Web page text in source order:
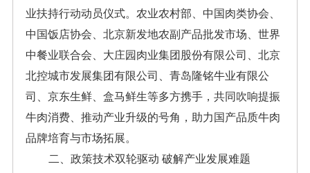
业扶持行动动员仪式。农业农村部、中国肉类协会、
中国饭店协会、北京新发地农副产品批发市场、世界
中餐业联合会、大庄园肉业集团股份有限公司、北京
北控城市发展集团有限公司、青岛隆铭牛业有限公
司、京东生鲜、盒马鲜生等多方携手，共同吹响提振
牛肉消费、推动产业升级的号角，助力国产品质牛肉
品牌培育与市场拓展。
二、政策技术双轮驱动 破解产业发展难题